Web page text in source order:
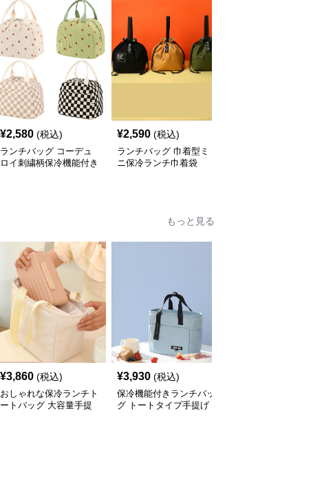
¥2,580 (税込)
ランチバッグ コーデュ
ロイ刺繍柄保冷機能付き
¥2,590 (税込)
ランチバッグ 巾着型ミ
ニ保冷ランチ巾着袋
もっと見る
¥3,860 (税込)
おしゃれな保冷ランチト
ートバッグ 大容量手提
¥3,930 (税込)
保冷機能付きランチバッ
グ トートタイプ手提げ